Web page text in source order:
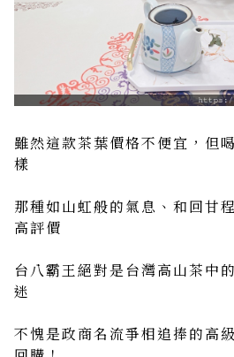
雖然這款茶葉價格不便宜，但
樣
那種如山虹般的氣息、和回甘
高評價
台八霸王絕對是台灣高山茶中
迷
不愧是政商名流爭相追捧的高